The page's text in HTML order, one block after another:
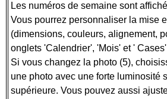
Les numéros de semaine sont
Vous pourrez personnaliser la mise
(dimensions, couleurs, alignement,
onglets 'Calendrier', 'Mois' et ' Cases'
Si vous changez la photo (5),
une photo avec une forte luminosité
supérieure. Vous pouvez aussi